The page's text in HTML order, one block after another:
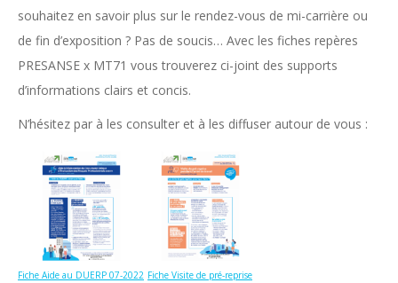
souhaitez en savoir plus sur le rendez-vous de mi-carrière ou
de fin d’exposition ? Pas de soucis… Avec les fiches repères
PRESANSE x MT71 vous trouverez ci-joint des supports
d’informations clairs et concis.
N’hésitez par à les consulter et à les diffuser autour de vous :
Fiche Aide au DUERP 07-2022 Fiche Visite de pré-reprise